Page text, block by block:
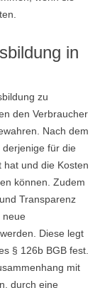
in
zu
den Verbraucher
Nach dem
für die
hat und die Kosten
können. Zudem
Transparenz
neue
Diese legt
§ 126b BGB fest.
mit
durch eine